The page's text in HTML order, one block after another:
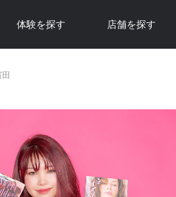
体験を探す 店舗を探す